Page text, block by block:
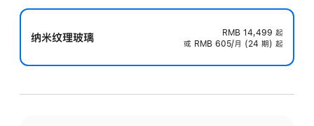
纳米纹理玻璃 RMB 14,499 起
或 RMB 605/月 (24 期) 起